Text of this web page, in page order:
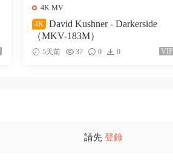
4K MV
4K
David Kushner - Darkerside
（MKV-183M）
5天前 37 0 0 VIP
請先 登錄